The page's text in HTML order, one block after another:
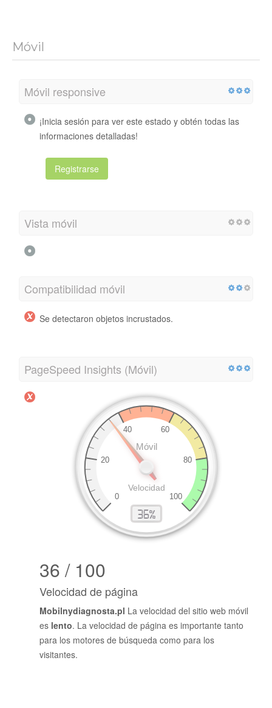
Móvil
Móvil responsive
¡Inicia sesión para ver este estado y obtén todas las
informaciones detalladas!
Registrarse
Vista móvil
Compatibilidad móvil
Se detectaron objetos incrustados.
PageSpeed ​​Insights (Móvil)
36 / 100
Velocidad de página
Mobilnydiagnosta.pl La velocidad del sitio web móvil
es lento. La velocidad de página es importante tanto
para los motores de búsqueda como para los
visitantes.